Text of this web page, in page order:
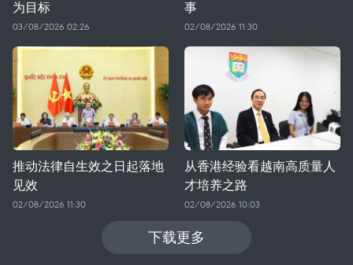
为目标
03/08/2026 02:26
事
02/08/2026 11:30
推动法律自生效之日起落地
见效
02/08/2026 11:30
从香港经验看越南高质量人
才培养之路
02/08/2026 10:03
下载更多